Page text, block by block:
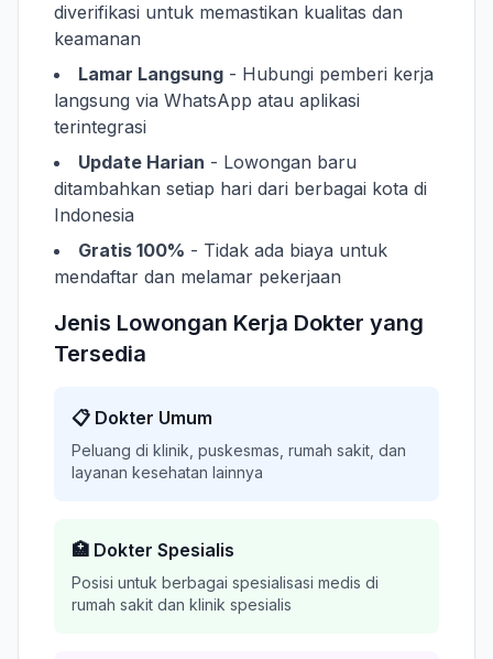
diverifikasi untuk memastikan kualitas dan
keamanan
Lamar Langsung - Hubungi pemberi kerja
langsung via WhatsApp atau aplikasi
terintegrasi
Update Harian - Lowongan baru
ditambahkan setiap hari dari berbagai kota di
Indonesia
Gratis 100% - Tidak ada biaya untuk
mendaftar dan melamar pekerjaan
Jenis Lowongan Kerja Dokter yang
Tersedia
📋 Dokter Umum
Peluang di klinik, puskesmas, rumah sakit, dan
layanan kesehatan lainnya
🏥 Dokter Spesialis
Posisi untuk berbagai spesialisasi medis di
rumah sakit dan klinik spesialis